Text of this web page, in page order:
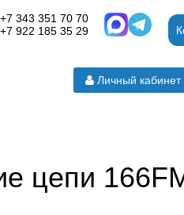
+7 343 351 70 70
+7 922 185 35 29
Личный кабинет
цепи